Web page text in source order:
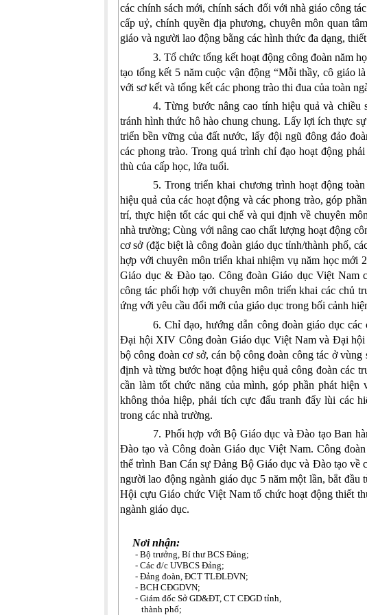
các chính sách mới, chính sách đối với nhà giáo công
cấp uỷ, chính quyền địa phương, chuyên môn quan
giáo và người lao động bằng các hình thức đa dạng,
3. Tổ chức tổng kết hoạt động công đoàn năm
tạo tổng kết 5 năm cuộc vận động “Mỗi thầy, cô giáo
với sơ kết và tổng kết các phong trào thi đua của toàn
4. Từng bước nâng cao tính hiệu quả và chiều
tránh hình thức hô hào chung chung. Lấy lợi ích thực
triển bền vững của đất nước, lấy đội ngũ đông đảo
các phong trào. Trong quá trình chỉ đạo hoạt động
thù của cấp học, lứa tuổi.
5. Trong triển khai chương trình hoạt động
hiệu quả của các hoạt động và các phong trào, góp
trí, thực hiện tốt các qui chế và qui định về chuyên
nhà trường; Cùng với nâng cao chất lượng hoạt động
cơ sở (đặc biệt là công đoàn giáo dục tỉnh/thành phố,
hợp với chuyên môn triển khai nhiệm vụ năm học mới
Giáo dục & Đào tạo. Công đoàn Giáo dục Việt Nam
công tác phối hợp với chuyên môn triển khai các chủ
ứng với yêu cầu đổi mới của giáo dục trong bối cảnh
6. Chỉ đạo, hướng dẫn công đoàn giáo dục
Đại hội XIV Công đoàn Giáo dục Việt Namvà Đại hội
bộ công đoàn cơ sở, cán bộ công đoàn công tác ở
định và từng bước hoạt động hiệu quả công đoàn các
cần làm tốt chức năng của mình, góp phần phát
không thỏa hiệp, phải tích cực đấu tranh đẩy lùi các
trong các nhà trường.
7. Phối hợp với Bộ Giáo dục và Đào tạo Ban
Đào tạo và Công đoàn Giáo dục Việt Nam. Công
thể trình Ban Cán sự Đảng Bộ Giáo dục và Đào tạo về
người lao động ngành giáo dục 5 năm một lần, bắt
Hội cựu Giáo chức Việt Nam tổ chức hoạt động thiết
ngành giáo dục.
Nơi nhận:
- Bộ trưởng, Bí thư BCS Đảng;
- Các đ/c UVBCS Đảng;
- Đảng đoàn, ĐCT TLĐLĐVN;
- BCH CĐGDVN;
- Giám đốc Sở GD&ĐT, CT CĐGD tỉnh,
thành phố;